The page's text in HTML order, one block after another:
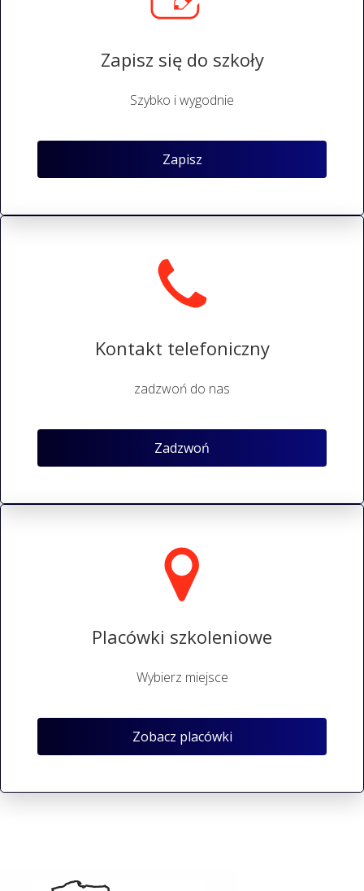
Zapisz się do szkoły
Szybko i wygodnie
Zapisz
Kontakt telefoniczny
zadzwoń do nas
Zadzwoń
Placówki szkoleniowe
Wybierz miejsce
Zobacz placówki